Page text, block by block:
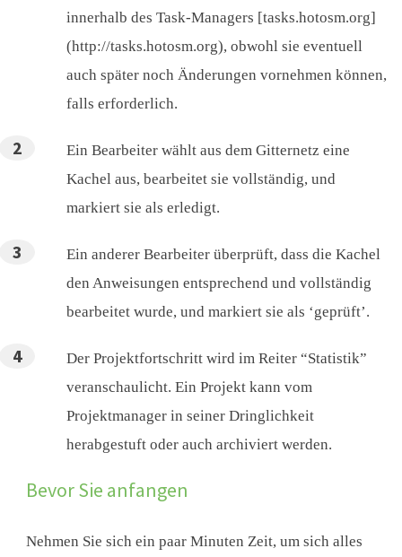
innerhalb des Task-Managers [tasks.hotosm.org]
(http://tasks.hotosm.org), obwohl sie eventuell
auch später noch Änderungen vornehmen können,
falls erforderlich.
Ein Bearbeiter wählt aus dem Gitternetz eine
Kachel aus, bearbeitet sie vollständig, und
markiert sie als erledigt.
Ein anderer Bearbeiter überprüft, dass die Kachel
den Anweisungen entsprechend und vollständig
bearbeitet wurde, und markiert sie als ‘geprüft’.
Der Projektfortschritt wird im Reiter “Statistik”
veranschaulicht. Ein Projekt kann vom
Projektmanager in seiner Dringlichkeit
herabgestuft oder auch archiviert werden.
Bevor Sie anfangen
Nehmen Sie sich ein paar Minuten Zeit, um sich alles